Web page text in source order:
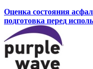
Оценка состояния
подготовка перед